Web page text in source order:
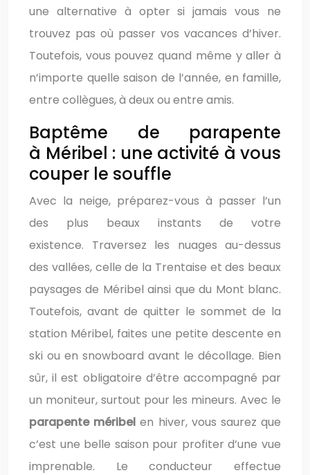
une alternative à opter si jamais vous ne
trouvez pas où passer vos vacances d’hiver.
Toutefois, vous pouvez quand même y aller à
n’importe quelle saison de l’année, en famille,
entre collègues, à deux ou entre amis.
Baptême de parapente
à Méribel : une activité à vous
couper le souffle
Avec la neige, préparez-vous à passer l’un
des plus beaux instants de votre
existence. Traversez les nuages au-dessus
des vallées, celle de la Trentaise et des beaux
paysages de Méribel ainsi que du Mont blanc.
Toutefois, avant de quitter le sommet de la
station Méribel, faites une petite descente en
ski ou en snowboard avant le décollage. Bien
sûr, il est obligatoire d’être accompagné par
un moniteur, surtout pour les mineurs. Avec le
parapente méribel en hiver, vous saurez que
c’est une belle saison pour profiter d’une vue
imprenable. Le conducteur effectue